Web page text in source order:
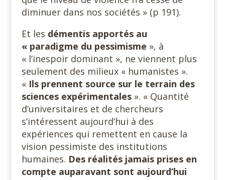
diminuer dans nos sociétés » (p 191).
Et les démentis apportés au
« paradigme du pessimisme », à
« l’inespoir dominant », ne viennent plus
seulement des milieux « humanistes ».
« Ils prennent source sur le terrain des
sciences expérimentales ». « Quantité
d’universitaires et de chercheurs
s’intéressent aujourd’hui à des
expériences qui remettent en cause la
vision pessimiste des institutions
humaines. Des réalités jamais prises en
compte auparavant sont aujourd’hui